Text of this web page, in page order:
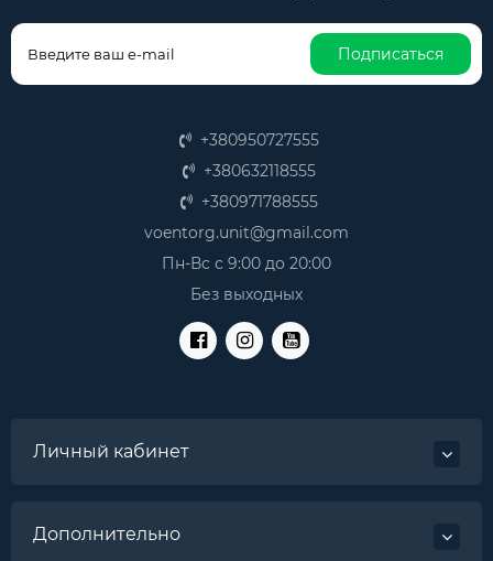
Подписаться
+380950727555
+380632118555
+380971788555
voentorg.unit@gmail.com
Пн-Вс с 9:00 до 20:00
Без выходных
Личный кабинет
Дополнительно